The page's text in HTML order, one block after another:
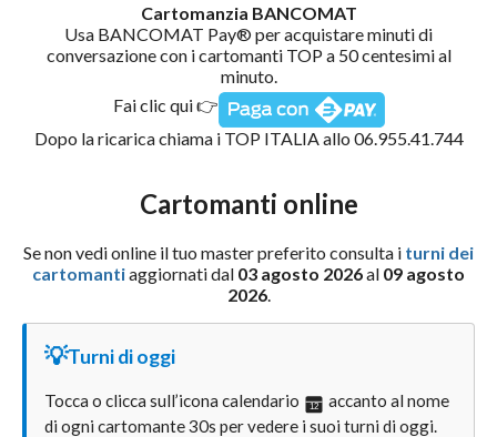
Cartomanzia BANCOMAT
Usa BANCOMAT Pay® per acquistare minuti di
conversazione con i cartomanti TOP a 50 centesimi al
minuto.
Fai clic qui 👉
Dopo la ricarica chiama i TOP ITALIA allo 06.955.41.744
Cartomanti online
Se non vedi online il tuo master preferito consulta i turni dei
cartomantiaggiornati dal 03 agosto 2026al 09 agosto
2026.
💡Turni di oggi
Tocca o clicca sull’icona calendario 12
accanto al nome
di ogni cartomante 30s per vedere i suoi turni di oggi.